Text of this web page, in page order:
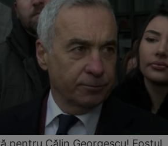
pentru Călin Georgescu! Fostul